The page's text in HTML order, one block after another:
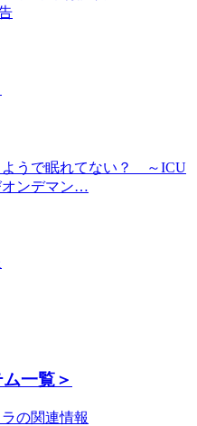
ようで眠れてない？ ～ICU
オンデマン…
一覧＞
の関連情報